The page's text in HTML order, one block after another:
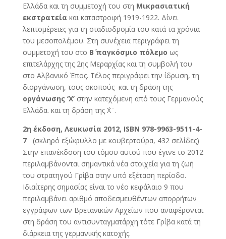
Ελλάδα και τη συμμετοχή του στη Μικρασιατική
εκστρατεία και καταστροφή 1919-1922. Δίνει
λεπτομέρειες για τη σταδιοδρομία του κατά τα χρόνια
του μεσοπολέμου. Στη συνέχεια περιγράφει τη
συμμετοχή του στο Β΄ παγκόσμιο πόλεμο ως
επιτελάρχης της 2ης Μεραρχίας και τη συμβολή του
στο Αλβανικό Έπος. Τέλος περιγράφει την ίδρυση, τη
διοργάνωση, τους σκοπούς και τη δράση της
οργάνωσης ‘Χ’στην κατεχόμενη από τους Γερμανούς
Ελλάδα. και τη δράση της ΄Χ¨.
2η έκδοση, Λευκωσία 2012, ΙSΒΝ 978-9963-9511-4-
7 (σκληρό εξώφυλλο με κουβερτούρα, 432 σελίδες)
Στην επανέκδοση του τόμου αυτού που έγινε το 2012
περιλαμβάνονται σημαντικά νέα στοιχεία για τη ζωή
του στρατηγού Γρίβα στην υπό εξέταση περίοδο.
Ιδιαίτερης σημασίας είναι το νέο κεφάλαιο 9 που
περιλαμβάνει αριθμό αποδεσμευθέντων απορρήτων
εγγράφων των Βρετανικών Αρχείων που αναφέρονται
στη δράση του αντισυνταγματάρχη τότε Γρίβα κατά τη
διάρκεια της γερμανικής κατοχής.